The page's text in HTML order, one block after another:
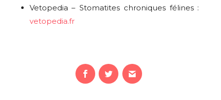
Vetopedia – Stomatites chroniques félines :
vetopedia.fr